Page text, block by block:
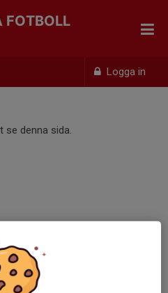
Logga in
FOTBOLL
se denna sida.